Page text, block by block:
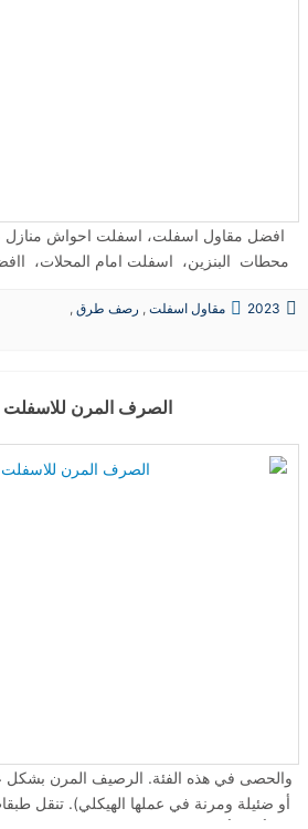
افضل مقاول اسفلت، اسفلت احواش منازل
محطات البنزين، اسفلت امام المحلات،
اسفلت احواش منازل ، اسفلت محطات
الداير والعيدابي المحلات الداير
2023 مقاول اسفلت , رصف طرق ,
الصرف المرن
والحصى في هذه الفئة. الرصيف المرن بشكل
أو ضئيلة ومرنة في عملها الهيكلي). تنقل